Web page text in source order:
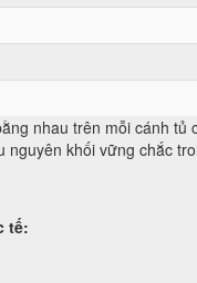
nhau trên mỗi cánh
khối vững chắc
tế: